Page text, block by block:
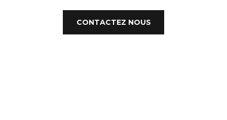
CONTACTEZ NOUS